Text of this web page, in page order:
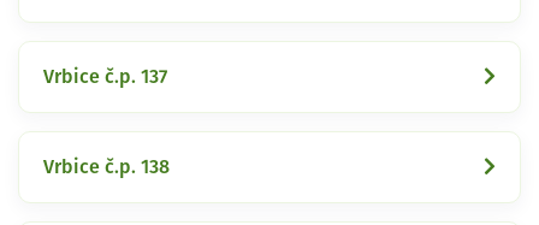
Vrbice č.p. 137
Vrbice č.p. 138